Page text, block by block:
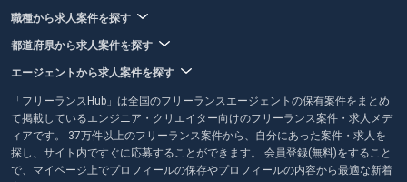
職種から求人案件を探す
都道府県から求人案件を探す
エージェントから求人案件を探す
「フリーランスHub」は全国のフリーランスエージェントの保有案件をまとめ
て掲載しているエンジニア・クリエイター向けのフリーランス案件・求人メデ
ィアです。 37万件以上のフリーランス案件から、自分にあった案件・求人を
探し、サイト内ですぐに応募することができます。 会員登録(無料)をすること
で、マイページ上でプロフィールの保存やプロフィールの内容から最適な新着